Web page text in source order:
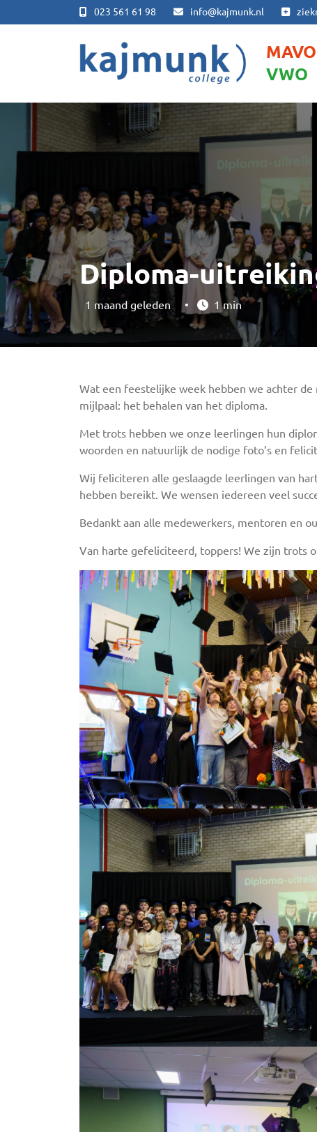
023 561 61 98 info@kajmunk.nl
MAVO
VWO
Diploma-
1 maand geleden • 1 min
Wat een feestelijke week hebben we achter
mijlpaal: het behalen van het diploma.
Met trots hebben we onze leerlingen hun
woorden en natuurlijk de nodige foto’s en
Wij feliciteren alle geslaagde leerlingen van
hebben bereikt. We wensen iedereen veel
Bedankt aan alle medewerkers, mentoren en
Van harte gefeliciteerd, toppers! We zijn trots